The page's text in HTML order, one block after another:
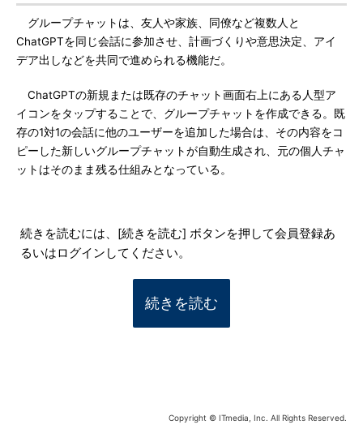
グループチャットは、友人や家族、同僚など複数人と
ChatGPTを同じ会話に参加させ、計画づくりや意思決定、アイ
デア出しなどを共同で進められる機能だ。
ChatGPTの新規または既存のチャット画面右上にある人型ア
イコンをタップすることで、グループチャットを作成できる。既
存の1対1の会話に他のユーザーを追加した場合は、その内容をコ
ピーした新しいグループチャットが自動生成され、元の個人チャ
ットはそのまま残る仕組みとなっている。
続きを読むには、[続きを読む] ボタンを押して会員登録あ
るいはログインしてください。
続きを読む
Copyright © ITmedia, Inc. All Rights Reserved.